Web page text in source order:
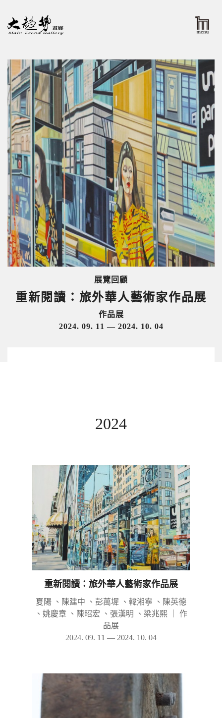
展覽回顧
重新閱讀：旅外華人藝術家作品展
作品展
2024. 09. 11 — 2024. 10. 04
2024
重新閱讀：旅外華人藝術家作品展
夏陽 、陳建中 、彭萬墀 、韓湘寧 、陳英德
、姚慶章 、陳昭宏 、張漢明 、梁兆熙
作
品展
2024. 09. 11 — 2024. 10. 04